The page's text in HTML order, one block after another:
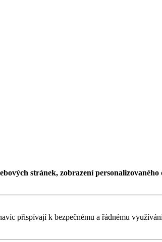
stránek, zobrazení
přispívají k bezpečnému a řádnému